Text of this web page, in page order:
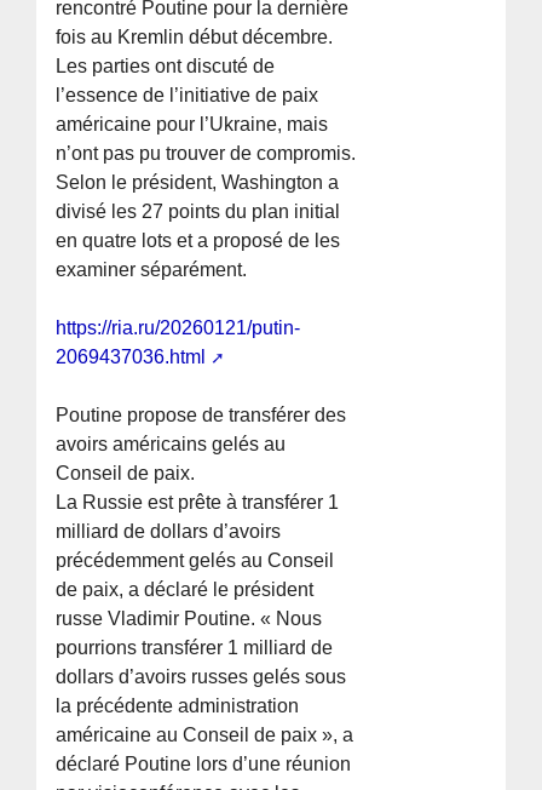
rencontré Poutine pour la dernière
fois au Kremlin début décembre.
Les parties ont discuté de
l’essence de l’initiative de paix
américaine pour l’Ukraine, mais
n’ont pas pu trouver de compromis.
Selon le président, Washington a
divisé les 27 points du plan initial
en quatre lots et a proposé de les
examiner séparément.
https://ria.ru/20260121/putin-
2069437036.html
Poutine propose de transférer des
avoirs américains gelés au
Conseil de paix.
La Russie est prête à transférer 1
milliard de dollars d’avoirs
précédemment gelés au Conseil
de paix, a déclaré le président
russe Vladimir Poutine. « Nous
pourrions transférer 1 milliard de
dollars d’avoirs russes gelés sous
la précédente administration
américaine au Conseil de paix », a
déclaré Poutine lors d’une réunion